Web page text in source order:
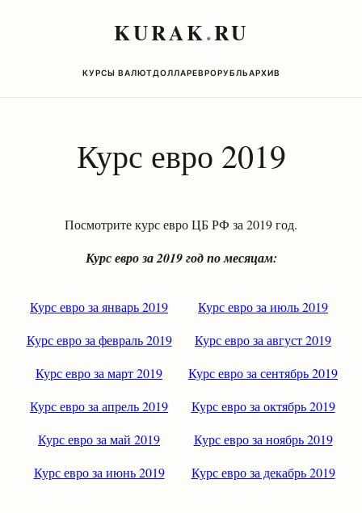
KURAK.RU
КУРСЫ ВАЛЮТДОЛЛАРЕВРОРУБЛЬАРХИВ
Курс евро 2019
Посмотрите курс евро ЦБ РФ за 2019 год.
Курс евро за 2019 год по месяцам:
Курс евро за январь 2019
Курс евро за февраль 2019
Курс евро за март 2019
Курс евро за апрель 2019
Курс евро за май 2019
Курс евро за июнь 2019
Курс евро за июль 2019
Курс евро за август 2019
Курс евро за сентябрь 2019
Курс евро за октябрь 2019
Курс евро за ноябрь 2019
Курс евро за декабрь 2019